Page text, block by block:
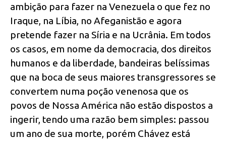
ambição para fazer na Venezuela o que fez no
Iraque, na Líbia, no Afeganistão e agora
pretende fazer na Síria e na Ucrânia. Em todos
os casos, em nome da democracia, dos direitos
humanos e da liberdade, bandeiras belíssimas
que na boca de seus maiores transgressores se
convertem numa poção venenosa que os
povos de Nossa América não estão dispostos a
ingerir, tendo uma razão bem simples: passou
um ano de sua morte, porém Chávez está